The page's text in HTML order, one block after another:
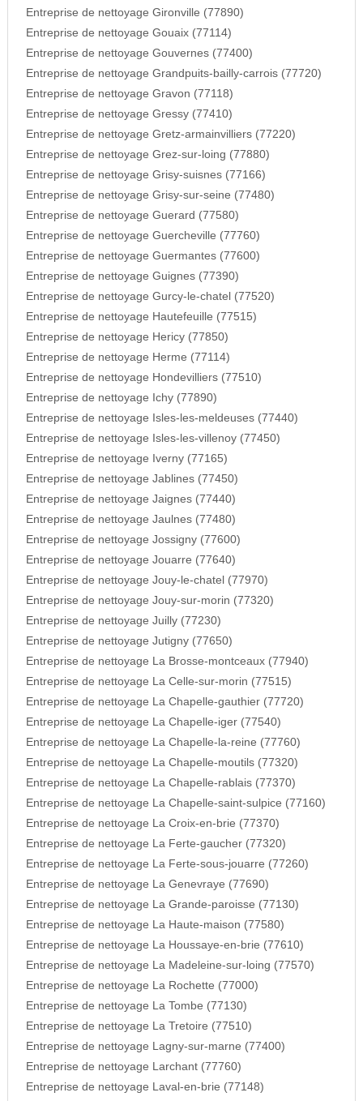
Entreprise de nettoyage Gironville (77890)
Entreprise de nettoyage Gouaix (77114)
Entreprise de nettoyage Gouvernes (77400)
Entreprise de nettoyage Grandpuits-bailly-carrois (77720)
Entreprise de nettoyage Gravon (77118)
Entreprise de nettoyage Gressy (77410)
Entreprise de nettoyage Gretz-armainvilliers (77220)
Entreprise de nettoyage Grez-sur-loing (77880)
Entreprise de nettoyage Grisy-suisnes (77166)
Entreprise de nettoyage Grisy-sur-seine (77480)
Entreprise de nettoyage Guerard (77580)
Entreprise de nettoyage Guercheville (77760)
Entreprise de nettoyage Guermantes (77600)
Entreprise de nettoyage Guignes (77390)
Entreprise de nettoyage Gurcy-le-chatel (77520)
Entreprise de nettoyage Hautefeuille (77515)
Entreprise de nettoyage Hericy (77850)
Entreprise de nettoyage Herme (77114)
Entreprise de nettoyage Hondevilliers (77510)
Entreprise de nettoyage Ichy (77890)
Entreprise de nettoyage Isles-les-meldeuses (77440)
Entreprise de nettoyage Isles-les-villenoy (77450)
Entreprise de nettoyage Iverny (77165)
Entreprise de nettoyage Jablines (77450)
Entreprise de nettoyage Jaignes (77440)
Entreprise de nettoyage Jaulnes (77480)
Entreprise de nettoyage Jossigny (77600)
Entreprise de nettoyage Jouarre (77640)
Entreprise de nettoyage Jouy-le-chatel (77970)
Entreprise de nettoyage Jouy-sur-morin (77320)
Entreprise de nettoyage Juilly (77230)
Entreprise de nettoyage Jutigny (77650)
Entreprise de nettoyage La Brosse-montceaux (77940)
Entreprise de nettoyage La Celle-sur-morin (77515)
Entreprise de nettoyage La Chapelle-gauthier (77720)
Entreprise de nettoyage La Chapelle-iger (77540)
Entreprise de nettoyage La Chapelle-la-reine (77760)
Entreprise de nettoyage La Chapelle-moutils (77320)
Entreprise de nettoyage La Chapelle-rablais (77370)
Entreprise de nettoyage La Chapelle-saint-sulpice (77160)
Entreprise de nettoyage La Croix-en-brie (77370)
Entreprise de nettoyage La Ferte-gaucher (77320)
Entreprise de nettoyage La Ferte-sous-jouarre (77260)
Entreprise de nettoyage La Genevraye (77690)
Entreprise de nettoyage La Grande-paroisse (77130)
Entreprise de nettoyage La Haute-maison (77580)
Entreprise de nettoyage La Houssaye-en-brie (77610)
Entreprise de nettoyage La Madeleine-sur-loing (77570)
Entreprise de nettoyage La Rochette (77000)
Entreprise de nettoyage La Tombe (77130)
Entreprise de nettoyage La Tretoire (77510)
Entreprise de nettoyage Lagny-sur-marne (77400)
Entreprise de nettoyage Larchant (77760)
Entreprise de nettoyage Laval-en-brie (77148)